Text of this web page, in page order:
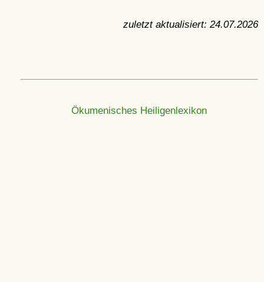
zuletzt aktualisiert: 24.07.2026
Ökumenisches Heiligenlexikon